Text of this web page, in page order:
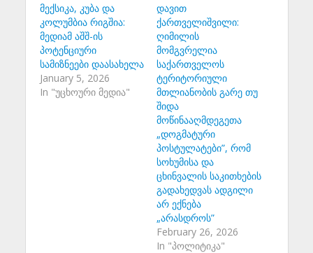
მექსიკა, კუბა და
კოლუმბია რიგშია:
მედიამ აშშ-ის
პოტენციური
სამიზნეები დაასახელა
January 5, 2026
In "უცხოური მედია"
დავით
ქართველიშვილი:
ღიმილის
მომგვრელია
საქართველოს
ტერიტორიული
მთლიანობის გარე თუ
შიდა
მოწინააღმდეგეთა
„დოგმატური
პოსტულატები”, რომ
სოხუმისა და
ცხინვალის საკითხების
გადახედვას ადგილი
არ ექნება
„არასდროს”
February 26, 2026
In "პოლიტიკა"